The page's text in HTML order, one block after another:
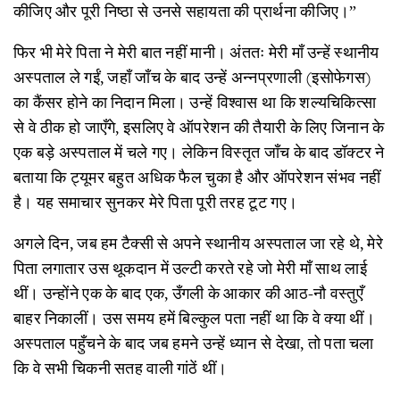
कीजिए और पूरी निष्ठा से उनसे सहायता की प्रार्थना कीजिए।”
फिर भी मेरे पिता ने मेरी बात नहीं मानी। अंततः मेरी माँ उन्हें स्थानीय
अस्पताल ले गईं, जहाँ जाँच के बाद उन्हें अन्नप्रणाली (इसोफेगस)
का कैंसर होने का निदान मिला। उन्हें विश्वास था कि शल्यचिकित्सा
से वे ठीक हो जाएँगे, इसलिए वे ऑपरेशन की तैयारी के लिए जिनान के
एक बड़े अस्पताल में चले गए। लेकिन विस्तृत जाँच के बाद डॉक्टर ने
बताया कि ट्यूमर बहुत अधिक फैल चुका है और ऑपरेशन संभव नहीं
है। यह समाचार सुनकर मेरे पिता पूरी तरह टूट गए।
अगले दिन, जब हम टैक्सी से अपने स्थानीय अस्पताल जा रहे थे, मेरे
पिता लगातार उस थूकदान में उल्टी करते रहे जो मेरी माँ साथ लाई
थीं। उन्होंने एक के बाद एक, उँगली के आकार की आठ-नौ वस्तुएँ
बाहर निकालीं। उस समय हमें बिल्कुल पता नहीं था कि वे क्या थीं।
अस्पताल पहुँचने के बाद जब हमने उन्हें ध्यान से देखा, तो पता चला
कि वे सभी चिकनी सतह वाली गांठें थीं।